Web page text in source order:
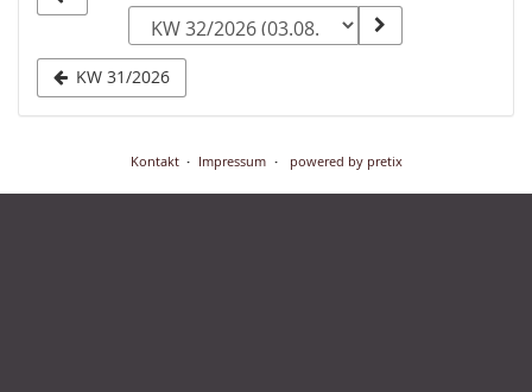
zur
Anzeige
auswählen
KW 31/2026
Kontakt Impressum powered by pretix